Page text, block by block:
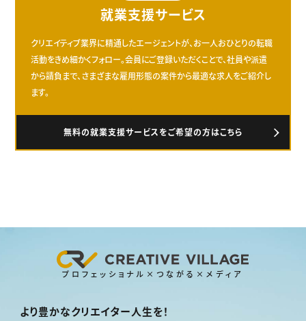
就業支援サービス
クリエイティブ業界に精通したエージェントが、お一人おひとりの転職
活動をきめ細かくフォロー。会員にご登録いただくことで、社員や派遣
から請負まで、さまざまな雇用形態の案件から最適な求人をご紹介し
ます。
無料の就業支援サービスをご希望の方はこちら
プロフェッショナル×つながる×メディア
より豊かなクリエイター人生を！